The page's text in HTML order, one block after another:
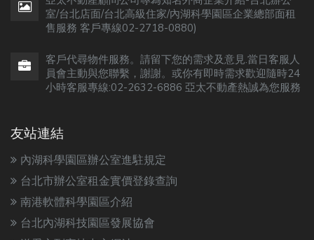
室/台北店面/台北高級住家/內湖科學園區企業總部面租
售服務 客戶專線02-2718-0880)
客戶代尋物件服務。請留下您的需求及意見.當日客服人
員會主動與您聯繫，謝謝。或你有即時需求歡迎隨時24
小時客服專線:02-2632-6886 亞太不動產熱誠為您服務
友站連結
內湖科學園區辦公室進駐規定
台北市辦公室租金實價登錄查詢
南港軟體科學園區介紹
台北內湖科技園區發展協會